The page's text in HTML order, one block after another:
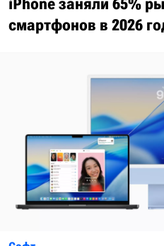
iPhone заняли 65%
смартфонов в 2026